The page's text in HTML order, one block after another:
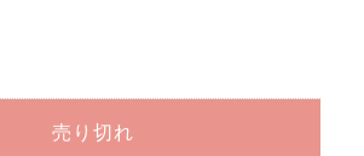
売り切れ